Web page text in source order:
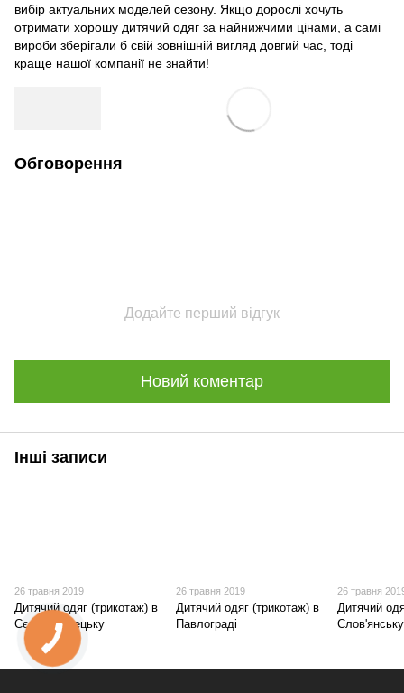
вибір актуальних моделей сезону. Якщо дорослі хочуть
отримати хорошу дитячий одяг за найнижчими цінами, а самі
вироби зберігали б свій зовнішній вигляд довгий час, тоді
краще нашої компанії не знайти!
Обговорення
Додайте перший відгук
Новий коментар
Інші записи
26 травня 2019
Дитячий одяг (трикотаж) в
Сєвєродонецьку
26 травня 2019
Дитячий одяг (трикотаж) в
Павлограді
26 травня
Дитячий
Слов'янську